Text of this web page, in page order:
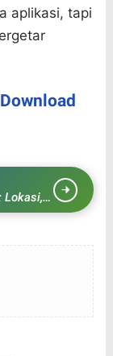
aplikasi, tapi
Download
Lokasi,